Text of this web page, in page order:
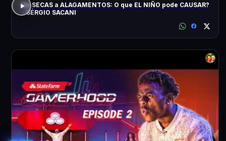
De SECAS a ALAGAMENTOS: O que EL NIÑO pode CAUSAR?
- SÉRGIO SACANI